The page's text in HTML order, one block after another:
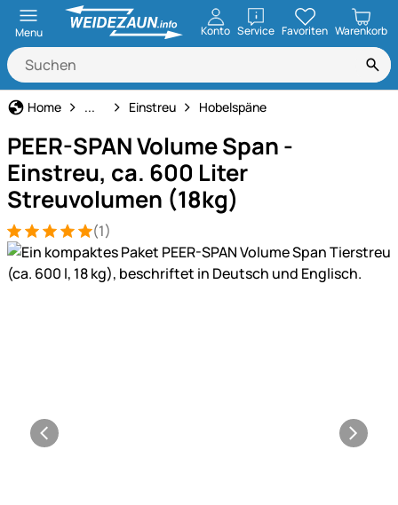
Menu Konto ServiceöffnenFavoriten Warenkorb
Home Pferdehaltung
... Einstreu Hobelspäne
PEER-SPAN Volume Span -
Einstreu, ca. 600 Liter
Streuvolumen (18kg)
Bewertung: 5 von 5 (1 Bewertungen)
1 Bewertung (1)
Produktgalerie